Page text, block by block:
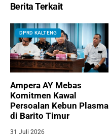
Berita Terkait
DPRD KALTENG
Ampera AY Mebas
Komitmen Kawal
Persoalan Kebun Plasma
di Barito Timur
31 Juli 2026